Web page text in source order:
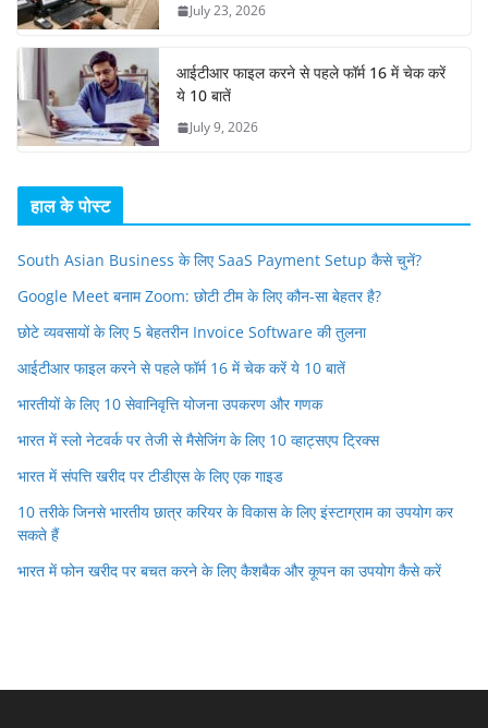
July 23, 2026
आईटीआर फाइल करने से पहले फॉर्म 16 में चेक करें
ये 10 बातें
July 9, 2026
हाल के पोस्ट
South Asian Business के लिए SaaS Payment Setup कैसे चुनें?
Google Meet बनाम Zoom: छोटी टीम के लिए कौन-सा बेहतर है?
छोटे व्यवसायों के लिए 5 बेहतरीन Invoice Software की तुलना
आईटीआर फाइल करने से पहले फॉर्म 16 में चेक करें ये 10 बातें
भारतीयों के लिए 10 सेवानिवृत्ति योजना उपकरण और गणक
भारत में स्लो नेटवर्क पर तेजी से मैसेजिंग के लिए 10 व्हाट्सएप ट्रिक्स
भारत में संपत्ति खरीद पर टीडीएस के लिए एक गाइड
10 तरीके जिनसे भारतीय छात्र करियर के विकास के लिए इंस्टाग्राम का उपयोग कर
सकते हैं
भारत में फोन खरीद पर बचत करने के लिए कैशबैक और कूपन का उपयोग कैसे करें